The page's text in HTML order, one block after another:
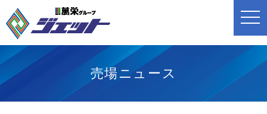
t
o
n
g
売場ニュース